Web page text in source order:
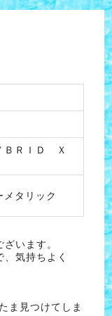
ＢＲＩＤ Ｘ
メタリック
います。
気持ちよく
ま見つけてしま